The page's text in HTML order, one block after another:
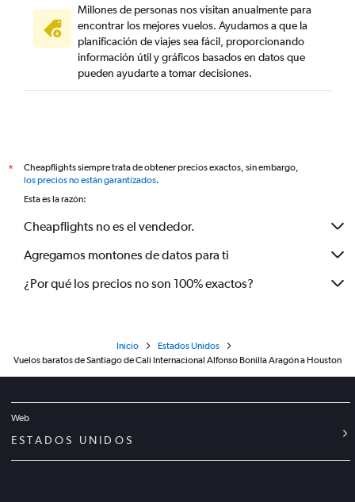
Millones de personas nos visitan anualmente para
encontrar los mejores vuelos. Ayudamos a que la
planificación de viajes sea fácil, proporcionando
información útil y gráficos basados en datos que
pueden ayudarte a tomar decisiones.
*
Cheapflights siempre trata de obtener precios exactos, sin embargo,
los precios no están garantizados.
Esta es la razón:
Cheapflights no es el vendedor.
Agregamos montones de datos para ti
¿Por qué los precios no son 100% exactos?
Inicio
Estados Unidos
Vuelos baratos de Santiago de Cali Internacional Alfonso Bonilla Aragón a Houston
Web
ESTADOS UNIDOS